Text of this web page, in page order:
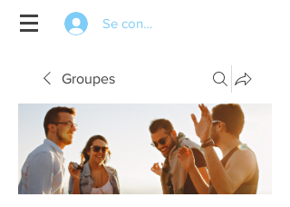
Se connecter
Groupes